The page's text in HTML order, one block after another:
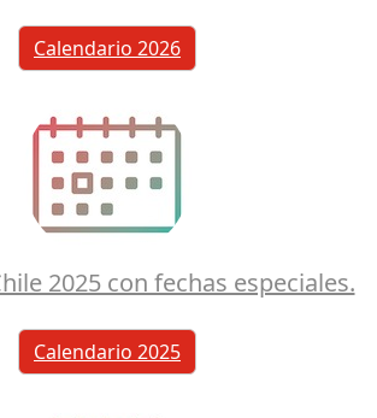
Calendario 2026
2025 con fechas especiales.
Calendario 2025